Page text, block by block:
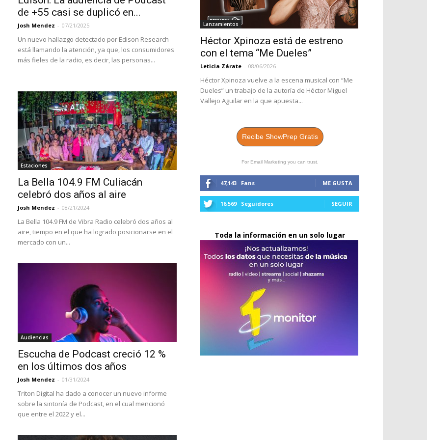
de +55 casi se duplicó en...
Josh Mendez - 07/21/2025
Un nuevo hallazgo detectado por Edison Research
está llamando la atención, ya que, los consumidores
más fieles de la radio, es decir, las personas...
Estaciones
La Bella 104.9 FM Culiacán
celebró dos años al aire
Josh Mendez - 08/21/2024
La Bella 104.9 FM de Vibra Radio celebró dos años al
aire, tiempo en el que ha logrado posicionarse en el
mercado con un...
Audiencias
Escucha de Podcast creció 12 %
en los últimos dos años
Josh Mendez - 01/31/2024
Triton Digital ha dado a conocer un nuevo informe
sobre la sintonía de Podcast, en el cual mencionó
que entre el 2022 y el...
Lanzamientos
Héctor Xpinoza está de estreno
con el tema “Me Dueles”
Leticia Zárate - 08/06/2026
Héctor Xpinoza vuelve a la escena musical con “Me
Dueles” un trabajo de la autoría de Héctor Miguel
Vallejo Aguilar en la que apuesta...
Recibe ShowPrep Gratis
For Email Marketing you can trust.
47,143 Fans ME GUSTA
16,569 Seguidores SEGUIR
Toda la información en un solo lugar